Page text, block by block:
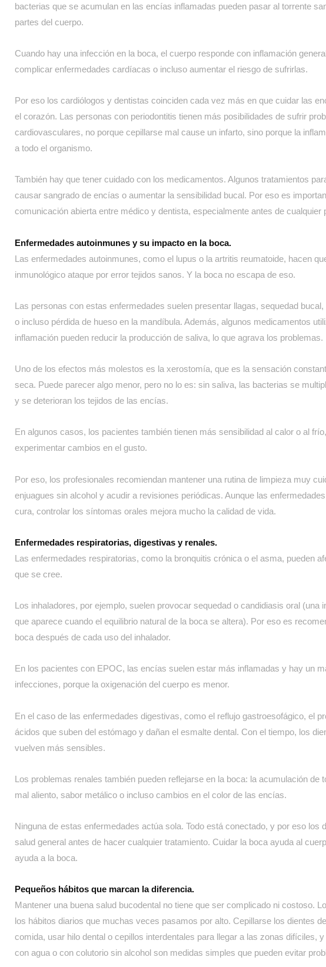
bacterias que se acumulan en las encías inflamadas pueden pasar al torrente
partes del cuerpo.
Cuando hay una infección en la boca, el cuerpo responde con inflamación
complicar enfermedades cardíacas o incluso aumentar el riesgo de sufrirlas.
Por eso los cardiólogos y dentistas coinciden cada vez más en que cuidar las
el corazón. Las personas con periodontitis tienen más posibilidades de sufrir
cardiovasculares, no porque cepillarse mal cause un infarto, sino porque la
a todo el organismo.
También hay que tener cuidado con los medicamentos. Algunos tratamientos
causar sangrado de encías o aumentar la sensibilidad bucal. Por eso es
comunicación abierta entre médico y dentista, especialmente antes de cualquier
Enfermedades autoinmunes y su impacto en la boca.
Las enfermedades autoinmunes, como el lupus o la artritis reumatoide, hacen
inmunológico ataque por error tejidos sanos. Y la boca no escapa de eso.
Las personas con estas enfermedades suelen presentar llagas, sequedad
o incluso pérdida de hueso en la mandíbula. Además, algunos medicamentos
inflamación pueden reducir la producción de saliva, lo que agrava los problemas.
Uno de los efectos más molestos es la xerostomía, que es la sensación
seca. Puede parecer algo menor, pero no lo es: sin saliva, las bacterias se
y se deterioran los tejidos de las encías.
En algunos casos, los pacientes también tienen más sensibilidad al calor o al
experimentar cambios en el gusto.
Por eso, los profesionales recomiendan mantener una rutina de limpieza muy
enjuagues sin alcohol y acudir a revisiones periódicas. Aunque las
cura, controlar los síntomas orales mejora mucho la calidad de vida.
Enfermedades respiratorias, digestivas y renales.
Las enfermedades respiratorias, como la bronquitis crónica o el asma, pueden
que se cree.
Los inhaladores, por ejemplo, suelen provocar sequedad o candidiasis oral (una
que aparece cuando el equilibrio natural de la boca se altera). Por eso es
boca después de cada uso del inhalador.
En los pacientes con EPOC, las encías suelen estar más inflamadas y hay un
infecciones, porque la oxigenación del cuerpo es menor.
En el caso de las enfermedades digestivas, como el reflujo gastroesofágico, el
ácidos que suben del estómago y dañan el esmalte dental. Con el tiempo, los
vuelven más sensibles.
Los problemas renales también pueden reflejarse en la boca: la acumulación de
mal aliento, sabor metálico o incluso cambios en el color de las encías.
Ninguna de estas enfermedades actúa sola. Todo está conectado, y por eso los
salud general antes de hacer cualquier tratamiento. Cuidar la boca ayuda al
ayuda a la boca.
Pequeños hábitos que marcan la diferencia.
Mantener una buena salud bucodental no tiene que ser complicado ni costoso.
los hábitos diarios que muchas veces pasamos por alto. Cepillarse los dientes
comida, usar hilo dental o cepillos interdentales para llegar a las zonas difíciles,
con agua o con colutorio sin alcohol son medidas simples que pueden evitar